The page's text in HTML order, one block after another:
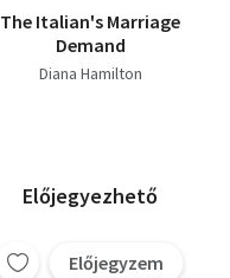
The Italian's Marriage
Demand
Diana Hamilton
Előjegyezhető
Előjegyzem